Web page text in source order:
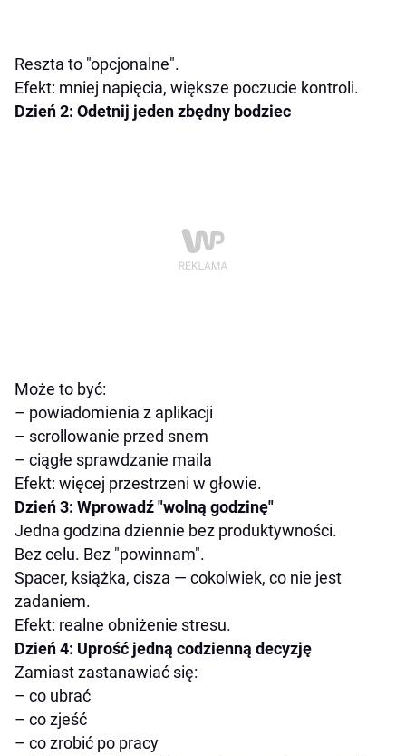
Reszta to "opcjonalne".
Efekt: mniej napięcia, większe poczucie kontroli.
Dzień 2: Odetnij jeden zbędny bodziec
Może to być:
– powiadomienia z aplikacji
– scrollowanie przed snem
– ciągłe sprawdzanie maila
Efekt: więcej przestrzeni w głowie.
Dzień 3: Wprowadź "wolną godzinę"
Jedna godzina dziennie bez produktywności.
Bez celu. Bez "powinnam".
Spacer, książka, cisza — cokolwiek, co nie jest
zadaniem.
Efekt: realne obniżenie stresu.
Dzień 4: Uprość jedną codzienną decyzję
Zamiast zastanawiać się:
– co ubrać
– co zjeść
– co zrobić po pracy